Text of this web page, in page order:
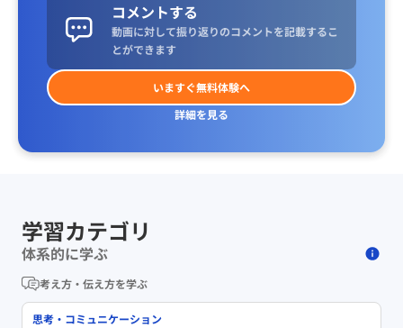
コメントする
動画に対して振り返りのコメントを記載するこ
とができます
いますぐ無料体験へ
詳細を見る
学習カテゴリ
体系的に学ぶ
考え方・伝え方を学ぶ
思考・コミュニケーション